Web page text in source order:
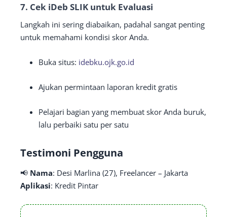
7. Cek iDeb SLIK untuk Evaluasi
Langkah ini sering diabaikan, padahal sangat penting
untuk memahami kondisi skor Anda.
Buka situs: idebku.ojk.go.id
Ajukan permintaan laporan kredit gratis
Pelajari bagian yang membuat skor Anda buruk,
lalu perbaiki satu per satu
Testimoni Pengguna
📢 Nama: Desi Marlina (27), Freelancer – Jakarta
Aplikasi: Kredit Pintar